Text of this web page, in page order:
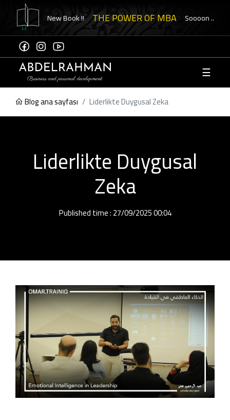
New Book !! THE POWER OF MBA Soooon ..
Hesap
oluştur
☰
Blog ana sayfası Liderlikte Duygusal Zeka
Liderlikte Duygusal
Zeka
Published time : 27/09/2025 00:04